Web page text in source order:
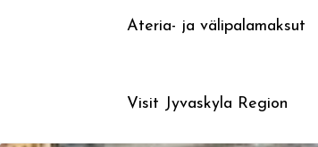
Ateria- ja välipalamaksut
Visit Jyvaskyla Region